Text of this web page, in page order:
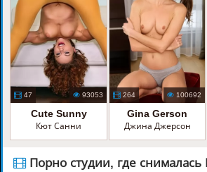
47 93053
Cute Sunny
Кют Санни
264 100692
Gina Gerson
Джина Джерсон
Порно студии, где снималась